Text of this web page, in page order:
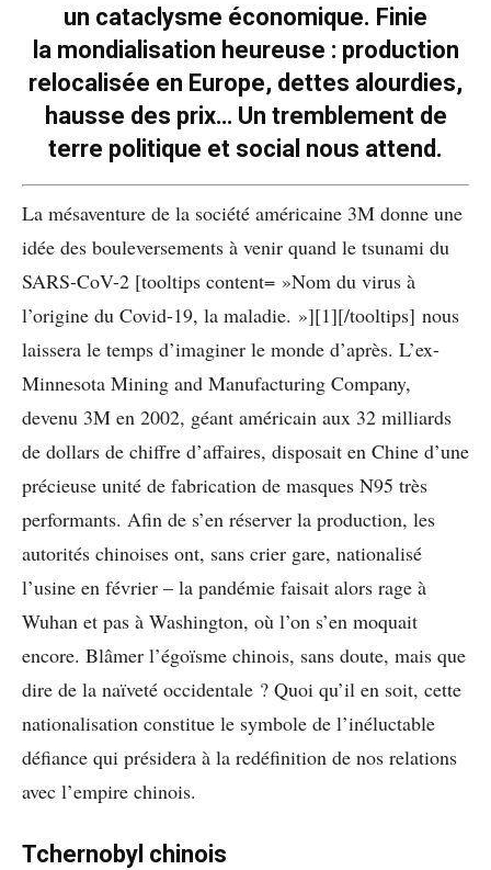
un cataclysme économique. Finie
la mondialisation heureuse : production
relocalisée en Europe, dettes alourdies,
hausse des prix… Un tremblement de
terre politique et social nous attend.
La mésaventure de la société américaine 3M donne une
idée des bouleversements à venir quand le tsunami du
SARS-CoV-2 [tooltips content= »Nom du virus à
l’origine du Covid-19, la maladie. »][1][/tooltips] nous
laissera le temps d’imaginer le monde d’après. L’ex-
Minnesota Mining and Manufacturing Company,
devenu 3M en 2002, géant américain aux 32 milliards
de dollars de chiffre d’affaires, disposait en Chine d’une
précieuse unité de fabrication de masques N95 très
performants. Afin de s’en réserver la production, les
autorités chinoises ont, sans crier gare, nationalisé
l’usine en février – la pandémie faisait alors rage à
Wuhan et pas à Washington, où l’on s’en moquait
encore. Blâmer l’égoïsme chinois, sans doute, mais que
dire de la naïveté occidentale ? Quoi qu’il en soit, cette
nationalisation constitue le symbole de l’inéluctable
défiance qui présidera à la redéfinition de nos relations
avec l’empire chinois.
Tchernobyl chinois